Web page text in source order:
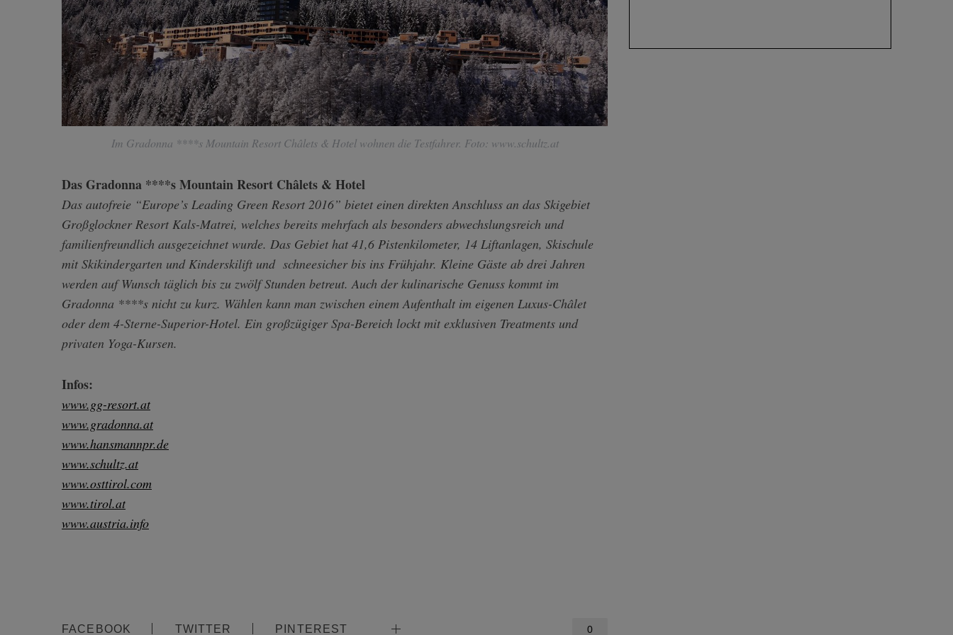
Im Gradonna ****s Mountain Resort Châlets & Hotel wohnen die Testfahrer. Foto: www.schultz.at
Das Gradonna ****s Mountain Resort Châlets & Hotel
Das autofreie “Europe’s Leading Green Resort 2016” bietet einen direkten Anschluss an das Skigebiet
Großglockner Resort Kals-Matrei, welches bereits mehrfach als besonders abwechslungsreich und
familienfreundlich ausgezeichnet wurde. Das Gebiet hat 41,6 Pistenkilometer, 14 Liftanlagen, Skischule
mit Skikindergarten und Kinderskilift und schneesicher bis ins Frühjahr. Kleine Gäste ab drei Jahren
werden auf Wunsch täglich bis zu zwölf Stunden betreut. Auch der kulinarische Genuss kommt im
Gradonna ****s nicht zu kurz. Wählen kann man zwischen einem Aufenthalt im eigenen Luxus-Châlet
oder dem 4-Sterne-Superior-Hotel. Ein großzügiger Spa-Bereich lockt mit exklusiven Treatments und
privaten Yoga-Kursen.
Infos:
www.gg-resort.at
www.gradonna.at
www.hansmannpr.de
www.schultz.at
www.osttirol.com
www.tirol.at
www.austria.info
0
FACEBOOK TWITTER PINTEREST